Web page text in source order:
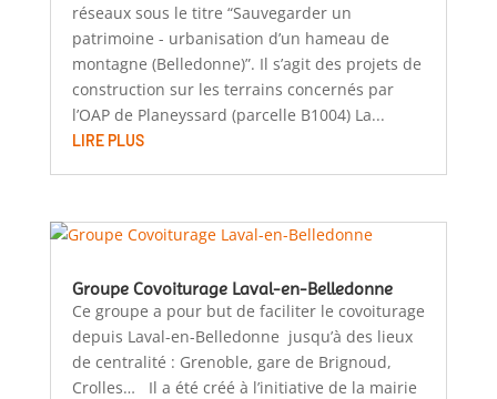
réseaux sous le titre “Sauvegarder un
patrimoine - urbanisation d’un hameau de
montagne (Belledonne)”. Il s’agit des projets de
construction sur les terrains concernés par
l’OAP de Planeyssard (parcelle B1004) La...
LIRE PLUS
Groupe Covoiturage Laval-en-Belledonne
Ce groupe a pour but de faciliter le covoiturage
depuis Laval-en-Belledonne jusqu’à des lieux
de centralité : Grenoble, gare de Brignoud,
Crolles… Il a été créé à l’initiative de la mairie